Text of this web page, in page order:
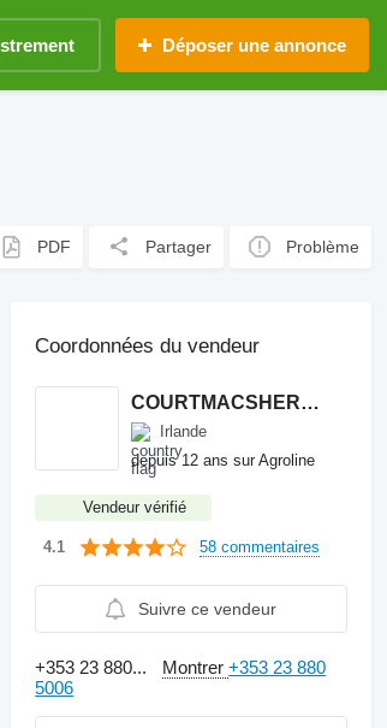
Déposer une annonce
PDF Partager Problème
Coordonnées du vendeur
COURTMACSHERRY MACHINERY LTD
Irlande
depuis 12 ans sur Agroline
Vendeur vérifié
4.1 58 commentaires
Suivre ce vendeur
+353 23 880... Montrer+353 23 880
5006